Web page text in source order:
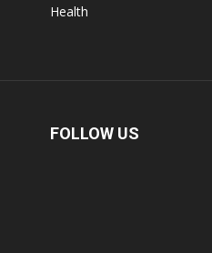
Health
FOLLOW US